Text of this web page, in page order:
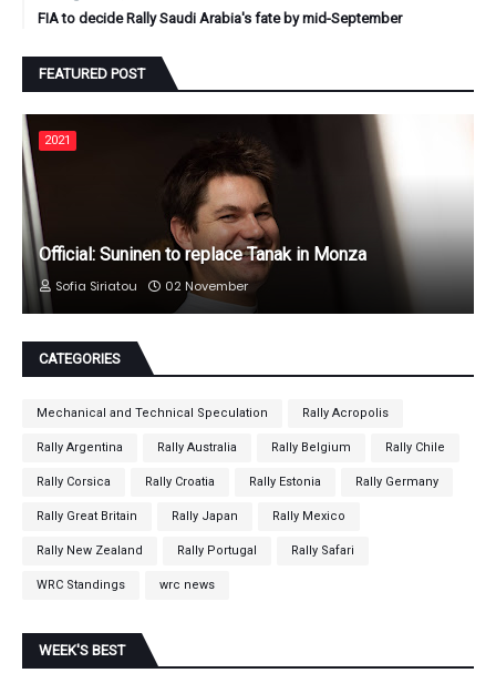
FIA to decide Rally Saudi Arabia's fate by mid-September
FEATURED POST
2021
Official: Suninen to replace Tanak in Monza
Sofia Siriatou 02 November
CATEGORIES
Mechanical and Technical Speculation Rally Acropolis
Rally Argentina Rally Australia Rally Belgium Rally Chile
Rally Corsica Rally Croatia Rally Estonia Rally Germany
Rally Great Britain Rally Japan Rally Mexico
Rally New Zealand Rally Portugal Rally Safari
WRC Standings wrc news
WEEK'S BEST